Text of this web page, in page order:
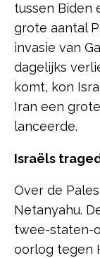
tussen Biden
grote aantal
invasie van
dagelijks
komt, kon
Iran een
lanceerde.
Israëls
Over de
Netanyahu.
twee-staten-
oorlog tegen